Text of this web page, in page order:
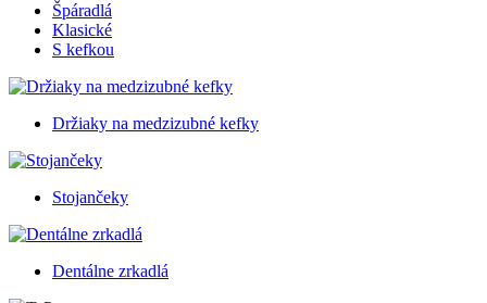
Špáradlá
Klasické
S kefkou
Držiaky na medzizubné kefky
Stojančeky
Dentálne zrkadlá